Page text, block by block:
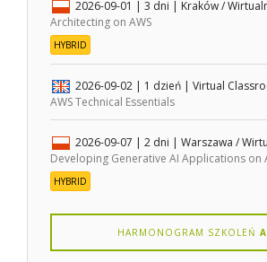
2026-09-01 | 3 dni | Kraków /
Architecting on AWS
HYBRID
2026-09-02 | 1 dzień | Virtual
AWS Technical Essentials
2026-09-07 | 2 dni | Warszawa /
Developing Generative AI Applications on
HYBRID
HARMONOGRAM SZKOLEŃ